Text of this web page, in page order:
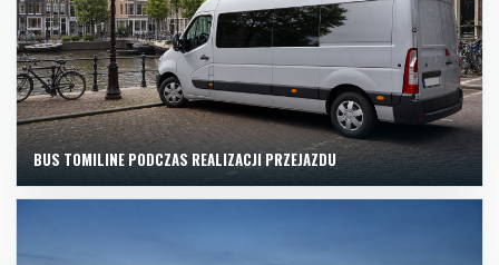
BUS TOMILINE PODCZAS REALIZACJI PRZEJAZDU